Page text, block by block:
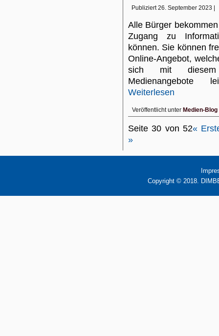
Publiziert 26. September 2023
Alle Bürger
Zugang zu
können. Sie können
Online-Angebot,
sich mit diesem
Medienangebote
Weiterlesen
Veröffentlicht unter Medien-Blog
Seite 30 von 52«
»
Copyright © 2018.